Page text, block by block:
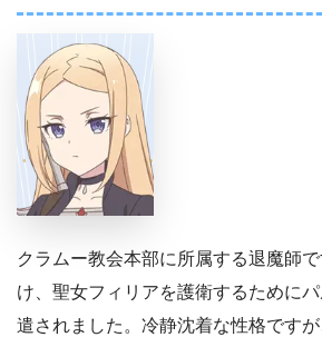
クラムー教会本部に所属する退魔師
け、聖女フィリアを護衛するために
遣されました。冷静沈着な性格です